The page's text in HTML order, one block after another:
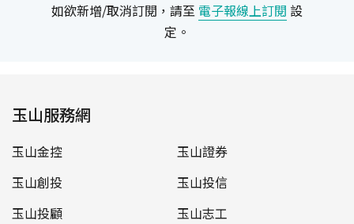
如欲新增/取消訂閱，請至 電子報線上訂閱 設
定。
玉山服務網
玉山金控
玉山證券
玉山創投
玉山投信
玉山投顧
玉山志工